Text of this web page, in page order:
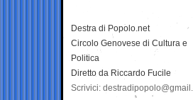
Destra di Popolo.net
Circolo Genovese di Cultura e
Politica
Diretto da Riccardo Fucile
Scrivici: